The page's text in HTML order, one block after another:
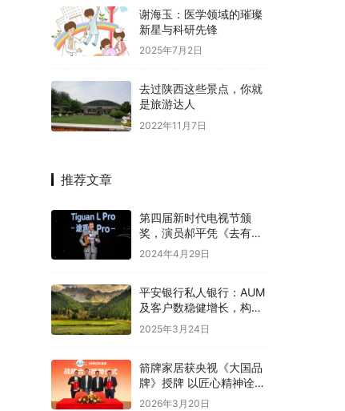
谢海玉：医学领域的璀璨
新星与科研先锋
2025年7月2日
去过陕西这些景点，你就
是旅游达人
2022年11月7日
推荐文章
第四届新时代电视节颁
奖，演员郝平凭《去有风
的地方》获最具魅力演员
2024年4月29日
平安银行私人银行：AUM
及客户数稳健增长，构建
以客户为中心的产品服务
2025年3月24日
箭牌家居获央视《大国品
牌》授牌 以匠心精神诠释
“大国人居”内涵
2026年3月20日